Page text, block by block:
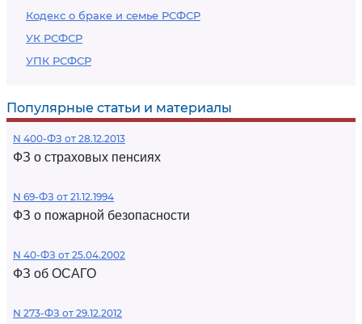
Кодекс о браке и семье РСФСР
УК РСФСР
УПК РСФСР
Популярные статьи и материалы
N 400-ФЗ от 28.12.2013
ФЗ о страховых пенсиях
N 69-ФЗ от 21.12.1994
ФЗ о пожарной безопасности
N 40-ФЗ от 25.04.2002
ФЗ об ОСАГО
N 273-ФЗ от 29.12.2012